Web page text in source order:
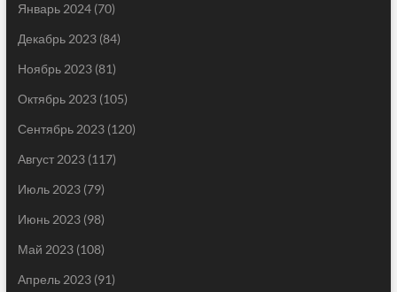
Январь 2024(70)
Декабрь 2023(84)
Ноябрь 2023(81)
Октябрь 2023(105)
Сентябрь 2023(120)
Август 2023(117)
Июль 2023(79)
Июнь 2023(98)
Май 2023(108)
Апрель 2023(91)